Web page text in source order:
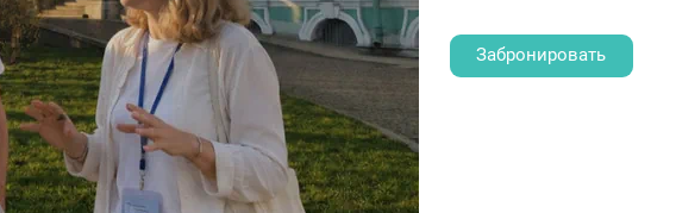
Забронировать